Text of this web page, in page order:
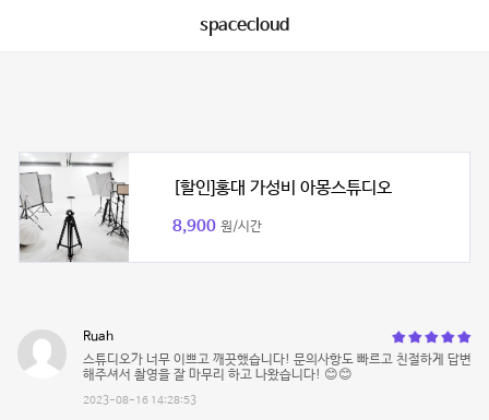
spacecloud
[할인]홍대 가성비 아몽스튜디오
8,900 원/시간
Ruah
스튜디오가 너무 이쁘고 깨끗했습니다! 문의사항도 빠르고 친절하게 답변
해주셔서 촬영을 잘 마무리 하고 나왔습니다! 😊😊
2023-08-16 14:28:53